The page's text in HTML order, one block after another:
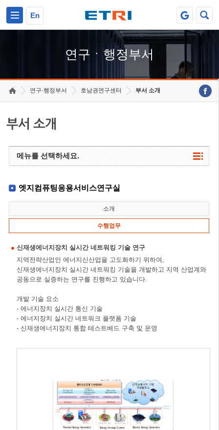
En
연구ㆍ행정부서
연구·행정부서 호남권연구센터 부서 소개
부서 소개
메뉴를 선택하세요.
엣지컴퓨팅응용서비스연구실
소개
수행업무
신재생에너지장치 실시간 네트워킹 기술 연구
지역전략산업인 에너지신산업을 고도화하기 위하여,
신재생에너지장치 실시간 네트워킹 기술을 개발하고 지역 산업계와
공동으로 실증하는 연구를 진행하고 있습니다.
개발 기술 요소
- 에너지장치 실시간 통신 기술
- 에너지장치 실시간 네트워크 플랫폼 기술
- 신재생에너지장치 통합 테스트베드 구축 및 운영